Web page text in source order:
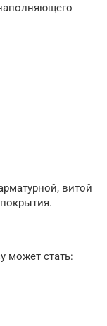
витой
может стать: